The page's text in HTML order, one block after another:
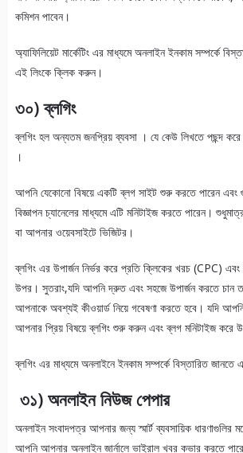
কমিশন পাবেন।
অ্যাফিলিয়েট মার্কেটিং এর মাধ্যমে অনলাইন ইনকাম সম্পর্কে
এই লিংকে ক্লিক করুন।
৩০) ব্লগিং
ব্লগিং হল অন্যতম জনপ্রিয় ব্যবসা । যে কেউ লিখতে পছন্দ
।
আপনি যেকোনো বিষয়ে একটি ব্লগ সাইট শুরু করতে পারেন এবং
বিজ্ঞাপন চ্যানেলের মাধ্যমে এটি মনিটাইজ করতে পারেন।
বা আপনার ওয়েবসাইটে ভিজিটর।
ব্লগিং এর উপার্জন নির্ভর করে প্রতি ক্লিকের খরচ (CPC) এবং
উপর। সুতরাং,যদি আপনি দ্রুত এবং সহজে উপার্জন করতে চান
আপনাকে অবশ্যই কীওয়ার্ড নিয়ে গবেষণা করতে হবে। যদি
আপনার প্রিয় বিষয়ে ব্লগিং শুরু করুন এবং ব্লগ মনিটাইজ করে
ব্লগিং এর মাধ্যমে অনলাইনে ইনকাম সম্পর্কে বিস্তারিত জানতে
৩১) অনলাইন নিউজ পেপার
অনলাইন সংবাদপত্র আপনার জন্য স্মার্ট ব্যবসায়িক ধারণাগুলির
আপনি আপনার অনলাইন জার্নালে ভাইরাল খবর কভার করতে